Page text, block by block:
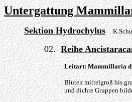
Untergattung
Sektion Hydrochylus
02.Reihe
Leitart: Mammillaria
Blüten mittelgroß bis
und dichte Gruppen